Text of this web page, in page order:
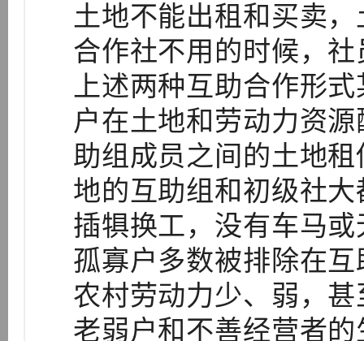
土地不能出租和买卖
合作社不用的时候，
上述两种互助合作形
户在土地和劳动力资
助组成员之间的土地
地的互助组和初级社
插犋换工，没有车马
孤寡户多数被排除在
农村劳动力少、弱，
老弱户和不善经营者